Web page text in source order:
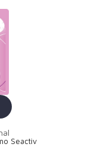
Seactiv